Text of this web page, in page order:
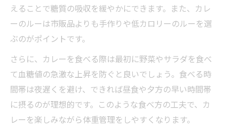
えることで糖質の吸収を緩やかにできます。また、カレ
ーのルーは市販品よりも手作りや低カロリーのルーを選
ぶのがポイントです。
さらに、カレーを食べる際は最初に野菜やサラダを食べ
て血糖値の急激な上昇を防ぐと良いでしょう。食べる時
間帯は夜遅くを避け、できれば昼食や夕方の早い時間帯
に摂るのが理想的です。このような食べ方の工夫で、カ
レーを楽しみながら体重管理をしやすくなります。